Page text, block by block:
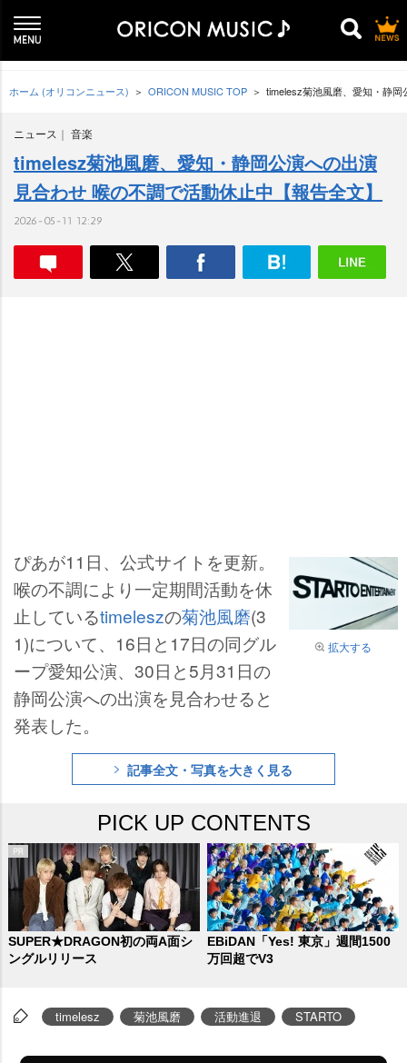
ホーム (オリコンニュース) ORICON MUSIC TOP timelesz菊池風磨、愛知・静
ニュース 音楽
timelesz菊池風磨、愛知・静岡公演への出演
見合わせ 喉の不調で活動休止中【報告全文】
2026-05-11 12:29
拡大する
ぴあが11日、公式サイトを更新。
喉の不調により一定期間活動を休
止しているtimeleszの菊池風磨(3
1)について、16日と17日の同グル
ープ愛知公演、30日と5月31日の
静岡公演への出演を見合わせると
発表した。
記事全文・写真を大きく見る
PICK UP CONTENTS
SUPER★DRAGON初の両A面シ
ングルリリース
EBiDAN「Yes! 東京」週間1500
万回超でV3
timelesz 菊池風磨 活動進退 STARTO